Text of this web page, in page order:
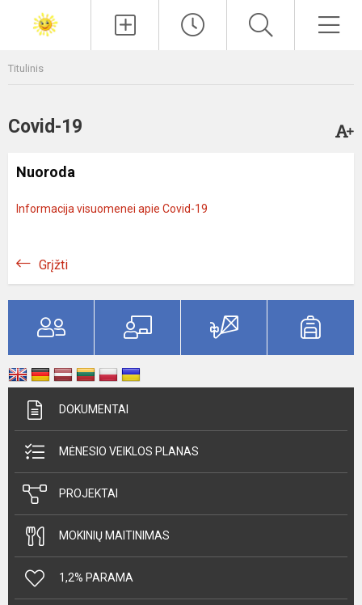
Titulinis
Covid-19
Nuoroda
Informacija visuomenei apie Covid-19
Grįžti
DOKUMENTAI
MĖNESIO VEIKLOS PLANAS
PROJEKTAI
MOKINIŲ MAITINIMAS
1,2% PARAMA